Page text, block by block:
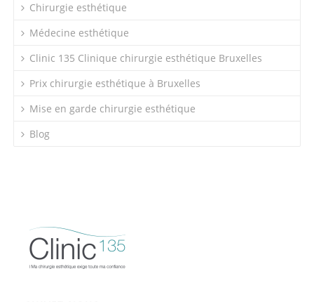
Chirurgie esthétique
Médecine esthétique
Clinic 135 Clinique chirurgie esthétique Bruxelles
Prix chirurgie esthétique à Bruxelles
Mise en garde chirurgie esthétique
Blog